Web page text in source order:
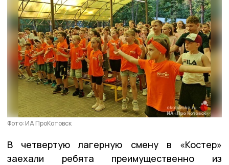
Фото: ИА ПроКотовск
В четвертую лагерную смену в «Костер»
заехали ребята преимущественно из